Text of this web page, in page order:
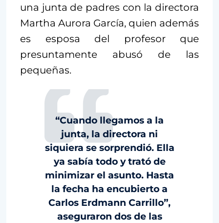
una junta de padres con la directora
Martha Aurora García, quien además
es esposa del profesor que
presuntamente abusó de las
pequeñas.
“Cuando llegamos a la
junta, la directora ni
siquiera se sorprendió. Ella
ya sabía todo y trató de
minimizar el asunto. Hasta
la fecha ha encubierto a
Carlos Erdmann Carrillo”,
aseguraron dos de las